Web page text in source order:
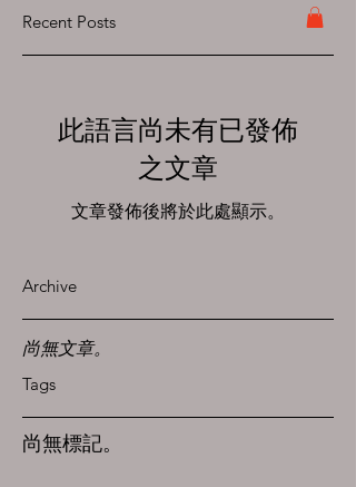
Recent Posts
此語言尚未有已發佈
之文章
文章發佈後將於此處顯示。
Archive
尚無文章。
Tags
尚無標記。